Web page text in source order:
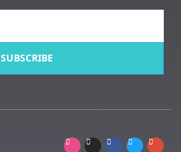
SUBSCRIBE